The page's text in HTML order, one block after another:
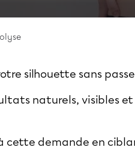
silhouette sans
naturels, visibles
cette demande en